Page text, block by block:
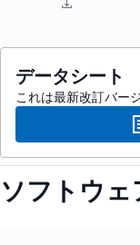
データシート
これは最新改訂バー
ソフトウェ